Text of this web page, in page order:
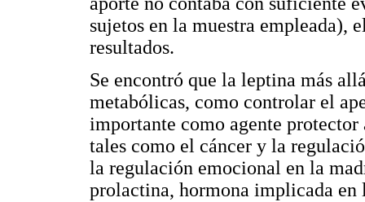
sujetos en la muestra empleada),
resultados.
Se encontró que la leptina más
metabólicas, como controlar el
importante como agente
tales como el cáncer y la
la regulación emocional en la
prolactina, hormona implicada en